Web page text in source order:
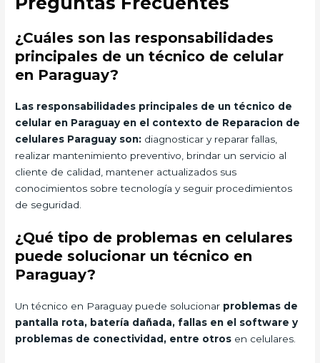
¿Cuáles son las responsabilidades
principales de un técnico de celular
en Paraguay?
Las responsabilidades principales de un técnico de
celular en Paraguay en el contexto de Reparacion de
celulares Paraguay son: diagnosticar y reparar fallas,
realizar mantenimiento preventivo, brindar un servicio al
cliente de calidad, mantener actualizados sus
conocimientos sobre tecnología y seguir procedimientos
de seguridad.
¿Qué tipo de problemas en celulares
puede solucionar un técnico en
Paraguay?
Un técnico en Paraguay puede solucionar problemas de
pantalla rota, batería dañada, fallas en el software y
problemas de conectividad, entre otros en celulares.